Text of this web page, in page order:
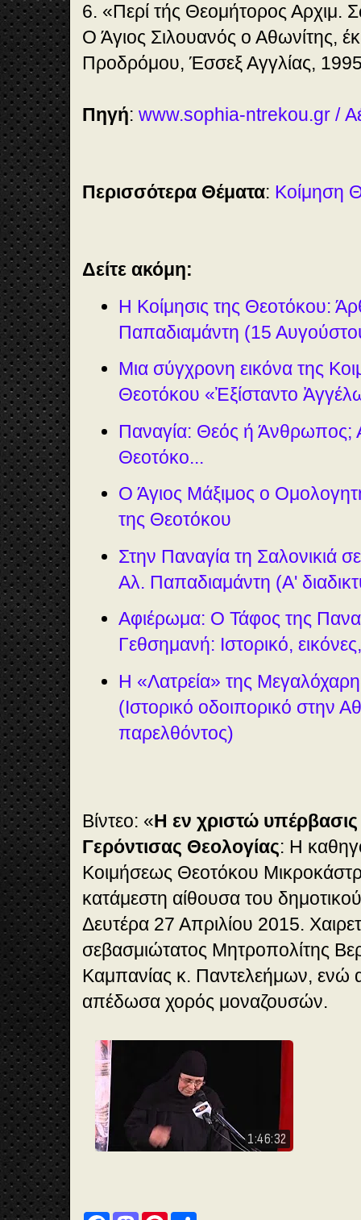
6. «Περί τής Θεομήτορος
Ο Άγιος Σιλουανός ο Αθωνίτης,
Προδρόμου, Έσσεξ Αγγλίας,
Πηγή: www.sophia-ntrekou.gr /
Περισσότερα Θέματα: Kοίμηση
Δείτε ακόμη:
Η Κοίμησις της Θεοτόκου:
Παπαδιαμάντη (15
Μια σύγχρονη εικόνα της
Θεοτόκου «Ἐξίσταντο
Παναγία: Θεός ή Άνθρωπος;
Θεοτόκο...
Ο Άγιος Μάξιμος ο
της Θεοτόκου
Στην Παναγία τη Σαλονικιά
Αλ. Παπαδιαμάντη (Α'
Αφιέρωμα: Ο Τάφος της
Γεθσημανή: Ιστορικό,
Η «Λατρεία» της
(Ιστορικό οδοιπορικό στην
παρελθόντος)
Βίντεο: «Η εν χριστώ
Γερόντισας Θεολογίας: Η
Κοιμήσεως Θεοτόκου
κατάμεστη αίθουσα του
Δευτέρα 27 Απριλίου 2015.
σεβασμιώτατος Μητροπολίτης
Καμπανίας κ. Παντελεήμων, ενώ
απέδωσα χορός μοναζουσών.
1:46:32